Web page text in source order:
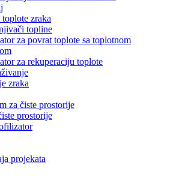
zraka
topline
za povrat toplote sa toplotnom
za rekuperaciju toplote
zraka
za čiste prostorije
prostorije
projekata